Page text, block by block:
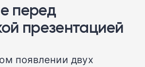
перед
презентацией
появлении двух